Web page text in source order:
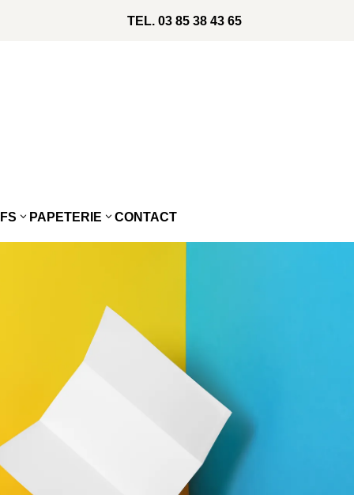
TEL. 03 85 38 43 65
PAPETERIE CONTACT